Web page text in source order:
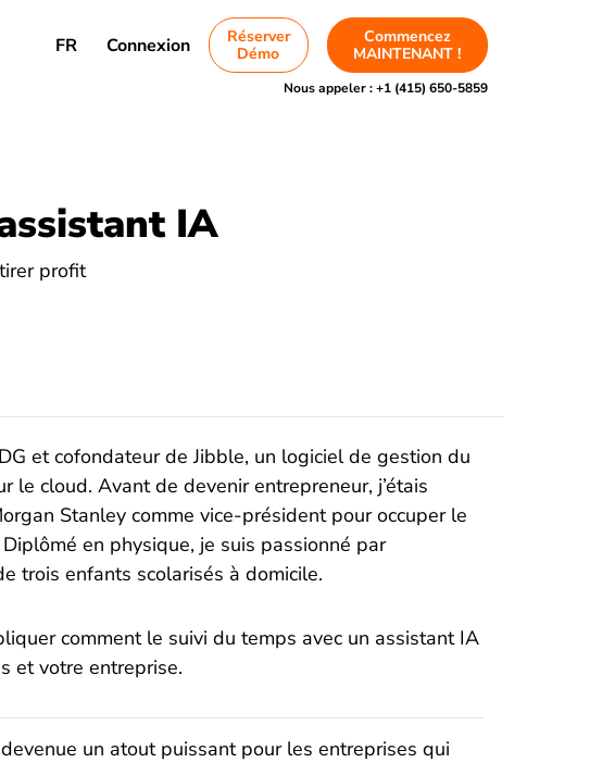
FR Connexion
Réserver
Démo
Commencez
MAINTENANT !
Nous appeler :+1 (415) 650-5859
IA
profit
et cofondateur de Jibble, un logiciel de gestion du
le cloud. Avant de devenir entrepreneur, j’étais
Stanley comme vice-président pour occuper le
en physique, je suis passionné par
trois enfants scolarisés à domicile.
comment le suivi du temps avec un assistant IA
et votre entreprise.
un atout puissant pour les entreprises qui